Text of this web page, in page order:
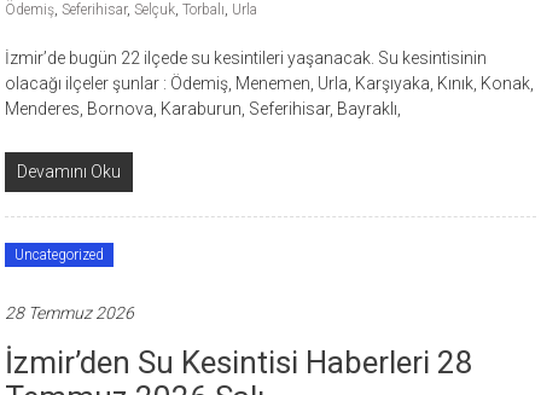
Ödemiş,Seferihisar,Selçuk,Torbalı, Urla
İzmir’de bugün 22 ilçede su kesintileri yaşanacak. Su kesintisinin
olacağı ilçeler şunlar : Ödemiş, Menemen, Urla, Karşıyaka, Kınık, Konak,
Menderes, Bornova, Karaburun, Seferihisar, Bayraklı,
Devamını Oku
Uncategorized
28 Temmuz 2026
İzmir’den Su Kesintisi Haberleri 28